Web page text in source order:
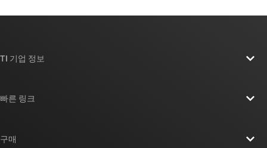
TI 기업 정보
빠른 링크
구매